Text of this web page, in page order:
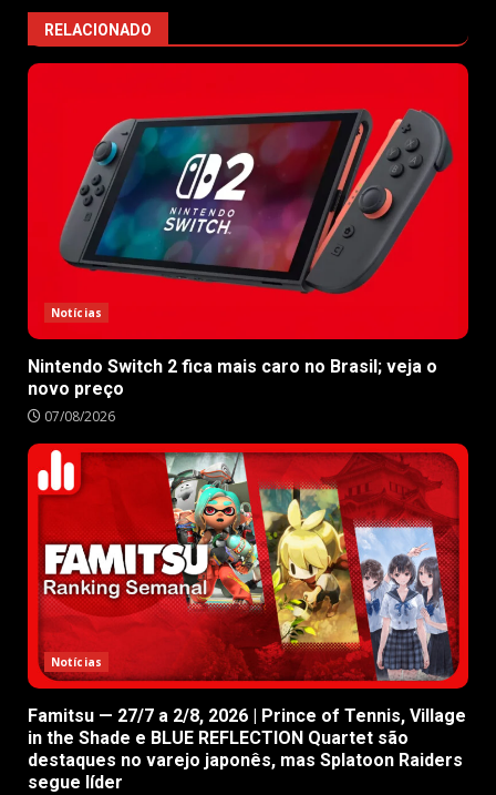
RELACIONADO
Notícias
Nintendo Switch 2 fica mais caro no Brasil; veja o
novo preço
07/08/2026
Notícias
Famitsu — 27/7 a 2/8, 2026 | Prince of Tennis, Village
in the Shade e BLUE REFLECTION Quartet são
destaques no varejo japonês, mas Splatoon Raiders
segue líder